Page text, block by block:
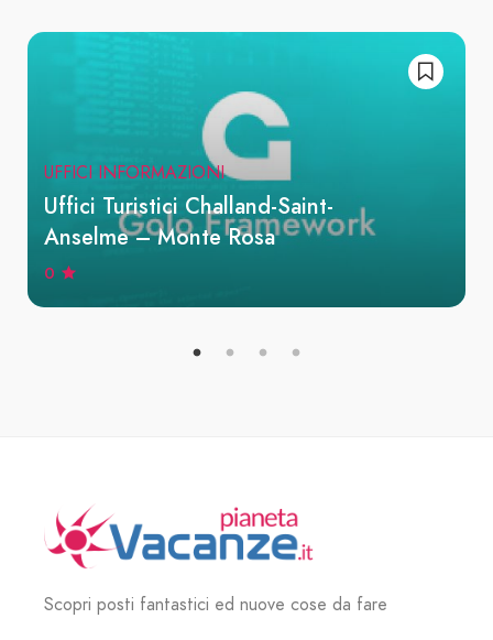
UFFICI INFORMAZIONI
Uffici Turistici Challand-Saint-
Anselme – Monte Rosa
0
Scopri posti fantastici ed nuove cose da fare